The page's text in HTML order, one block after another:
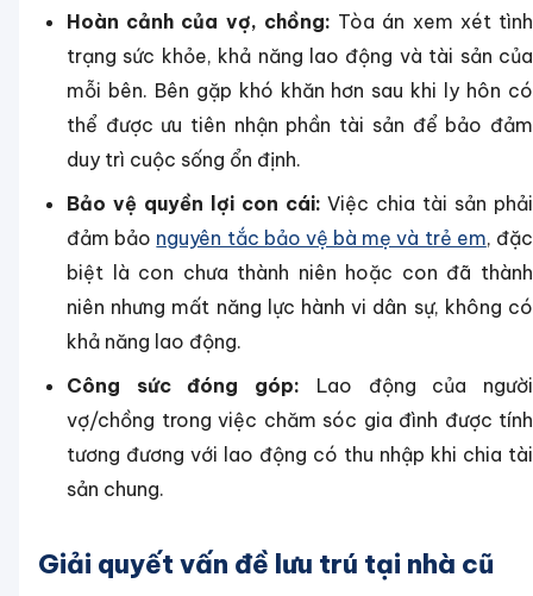
Hoàn cảnh của vợ, chồng: Tòa án xem xét tình
trạng sức khỏe, khả năng lao động và tài sản của
mỗi bên. Bên gặp khó khăn hơn sau khi ly hôn có
thể được ưu tiên nhận phần tài sản để bảo đảm
duy trì cuộc sống ổn định.
Bảo vệ quyền lợi con cái: Việc chia tài sản phải
đảm bảo nguyên tắc bảo vệ bà mẹ và trẻ em, đặc
biệt là con chưa thành niên hoặc con đã thành
niên nhưng mất năng lực hành vi dân sự, không có
khả năng lao động.
Công sức đóng góp: Lao động của người
vợ/chồng trong việc chăm sóc gia đình được tính
tương đương với lao động có thu nhập khi chia tài
sản chung.
Giải quyết vấn đề lưu trú tại nhà cũ